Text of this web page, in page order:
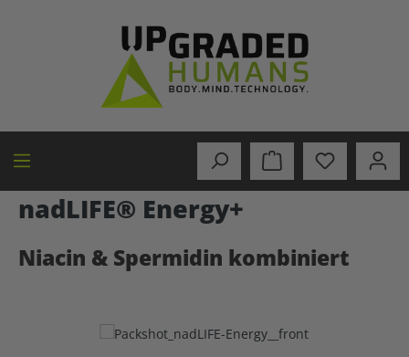
nadLIFE® Energy+
Niacin & Spermidin kombiniert
Skip image gallery